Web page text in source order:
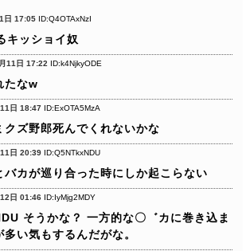
日 17:05 ID:Q4OTAxNzI
キッショイ奴
11日 17:22 ID:k4NjkyODE
たなw
日 18:47 ID:ExOTA5MzA
クズ野郎死んでくれないかな
日 20:39 ID:Q5NTkxNDU
バカが巡り合った時にしか起こらない
日 01:46 ID:IyMjg2MDY
そうかな？ 一方的な〇゛カに巻き込ま
い気もするんだがな。